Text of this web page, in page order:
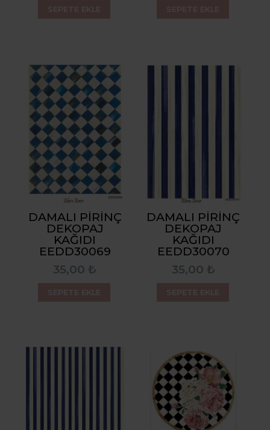
DAMALI PIRINÇ
DEKOPAJ
KAĞIDI
EEDD30069
35,00 ₺
DAMALI PIRINÇ
DEKOPAJ
KAĞIDI
EEDD30070
35,00 ₺